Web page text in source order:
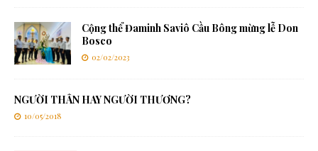
Cộng thể Đaminh Saviô Cầu Bông mừng lễ Don
Bosco
02/02/2023
NGƯỜI THÂN HAY NGƯỜI THƯƠNG?
10/05/2018